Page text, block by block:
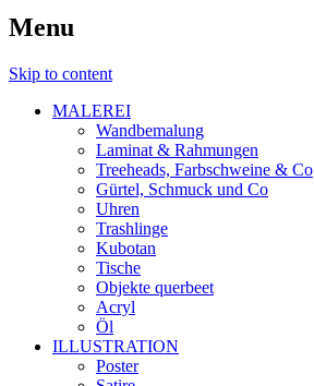
Menu
Skip to content
MALEREI
Wandbemalung
Laminat & Rahmungen
Treeheads, Farbschweine & Co
Gürtel, Schmuck und Co
Uhren
Trashlinge
Kubotan
Tische
Objekte querbeet
Acryl
Öl
ILLUSTRATION
Poster